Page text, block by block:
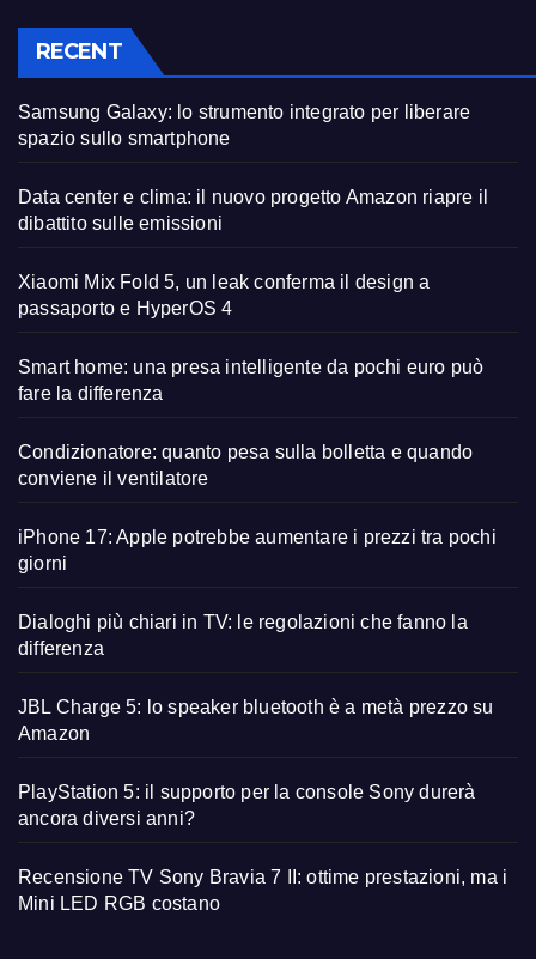
RECENT
Samsung Galaxy: lo strumento integrato per liberare
spazio sullo smartphone
Data center e clima: il nuovo progetto Amazon riapre il
dibattito sulle emissioni
Xiaomi Mix Fold 5, un leak conferma il design a
passaporto e HyperOS 4
Smart home: una presa intelligente da pochi euro può
fare la differenza
Condizionatore: quanto pesa sulla bolletta e quando
conviene il ventilatore
iPhone 17: Apple potrebbe aumentare i prezzi tra pochi
giorni
Dialoghi più chiari in TV: le regolazioni che fanno la
differenza
JBL Charge 5: lo speaker bluetooth è a metà prezzo su
Amazon
PlayStation 5: il supporto per la console Sony durerà
ancora diversi anni?
Recensione TV Sony Bravia 7 II: ottime prestazioni, ma i
Mini LED RGB costano